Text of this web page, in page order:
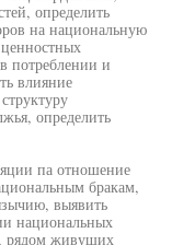
определить
на национальную
потреблении и
влияние
определить
па отношение
бракам,
выявить
национальных
рядом живущих